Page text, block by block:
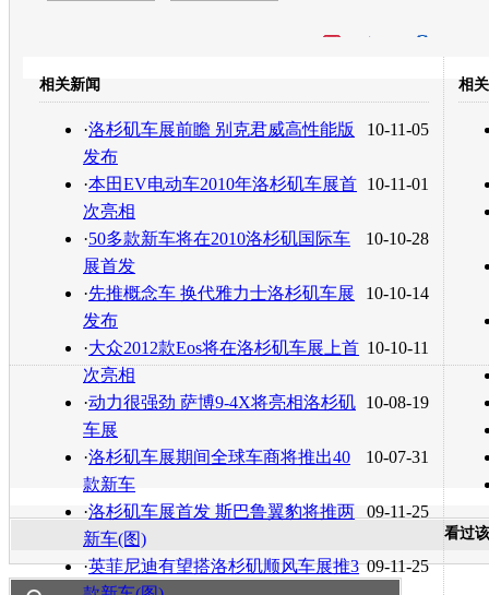
转发至：
相关新闻
10-11-05
·洛杉矶车展前瞻 别克君威高性能版
发布
10-11-01
·本田EV电动车2010年洛杉矶车展首
次亮相
10-10-28
·50多款新车将在2010洛杉矶国际车
展首发
10-10-14
·先推概念车 换代雅力士洛杉矶车展
发布
10-10-11
·大众2012款Eos将在洛杉矶车展上首
次亮相
10-08-19
·动力很强劲 萨博9-4X将亮相洛杉矶
车展
10-07-31
·洛杉矶车展期间全球车商将推出40
款新车
09-11-25
·洛杉矶车展首发 斯巴鲁翼豹将推两
新车(图)
09-11-25
·英菲尼迪有望搭洛杉矶顺风车展推3
相
看过